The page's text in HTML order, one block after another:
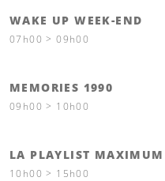
WAKE UP WEEK-END
07h00 > 09h00
MEMORIES 1990
09h00 > 10h00
LA PLAYLIST MAXIMUM
10h00 > 15h00